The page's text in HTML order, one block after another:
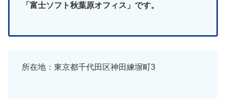
「富士ソフト秋葉原オフィス」です。
所在地：東京都千代田区神田練塀町3